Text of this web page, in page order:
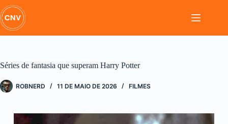
Pular
para
o
conteúdo
Séries de fantasia que superam Harry Potter
ROBNERD 11 DE MAIO DE 2026 FILMES